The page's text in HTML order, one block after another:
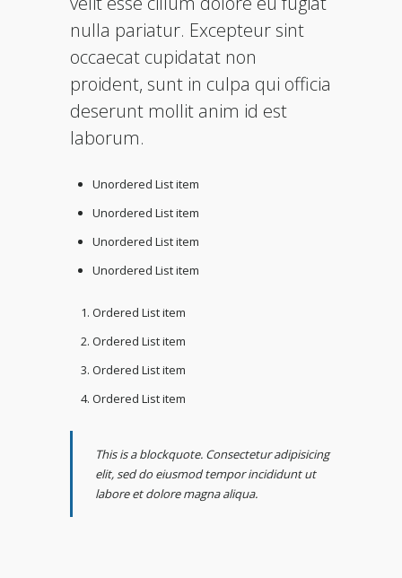
nulla pariatur. Excepteur sint
occaecat cupidatat non
proident, sunt in culpa qui officia
deserunt mollit anim id est
laborum.
Unordered List item
Unordered List item
Unordered List item
Unordered List item
Ordered List item
Ordered List item
Ordered List item
Ordered List item
This is a blockquote. Consectetur adipisicing
elit, sed do eiusmod tempor incididunt ut
labore et dolore magna aliqua.